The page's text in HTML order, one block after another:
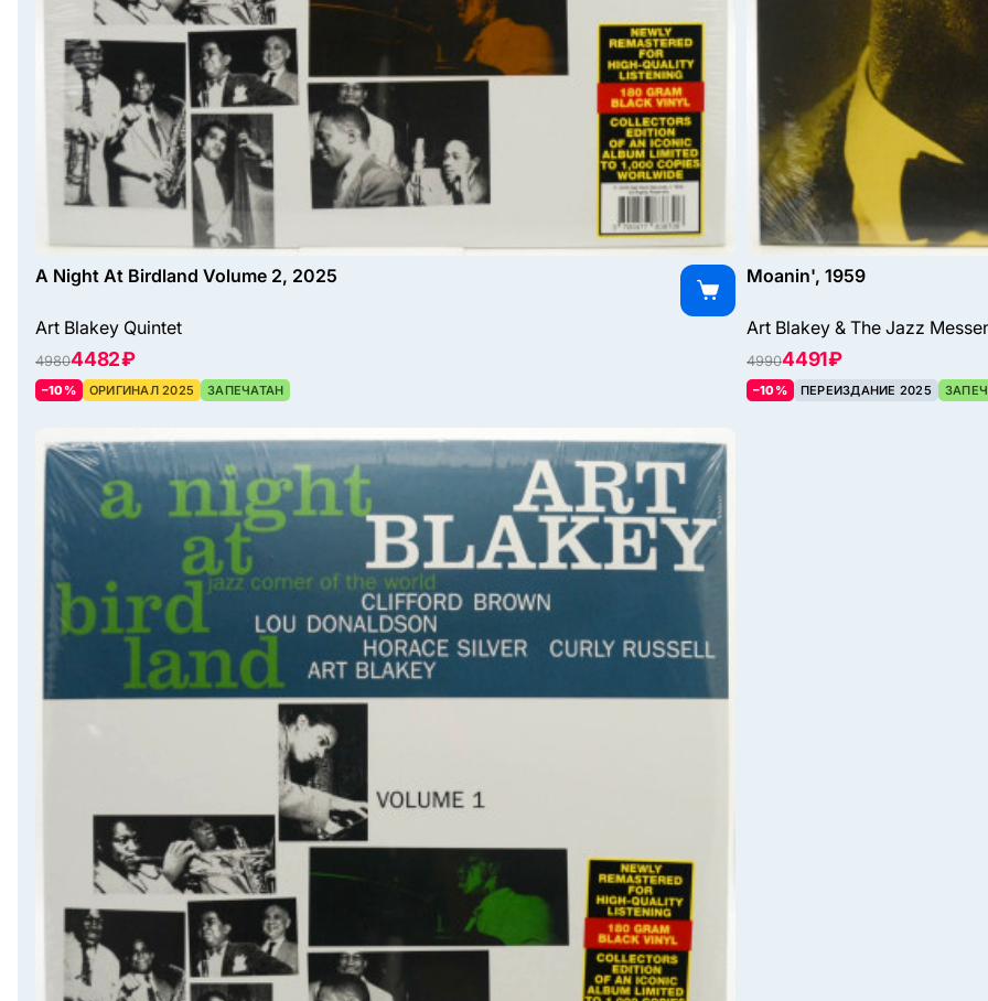
A Night At Birdland Volume 2, 2025
Art Blakey Quintet
49804482 ₽
–10% ОРИГИНАЛ 2025 ЗАПЕЧАТАН
Moanin', 1959
Art Blakey & The Jazz
49904491 ₽
–10% ПЕРЕИЗДАНИЕ 2025